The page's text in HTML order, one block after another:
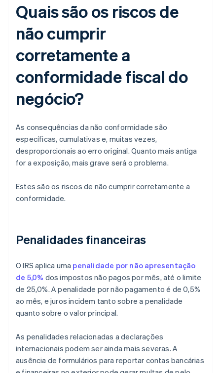
Quais são os riscos de
não cumprir
corretamente a
conformidade fiscal do
negócio?
As consequências da não conformidade são
específicas, cumulativas e, muitas vezes,
desproporcionais ao erro original. Quanto mais antiga
for a exposição, mais grave será o problema.
Estes são os riscos de não cumprir corretamente a
conformidade.
Penalidades financeiras
O IRS aplica uma penalidade por não apresentação
de 5,0% dos impostos não pagos por mês, até o limite
de 25,0%. A penalidade por não pagamento é de 0,5%
ao mês, e juros incidem tanto sobre a penalidade
quanto sobre o valor principal.
As penalidades relacionadas a declarações
internacionais podem ser ainda mais severas. A
ausência de formulários para reportar contas bancárias